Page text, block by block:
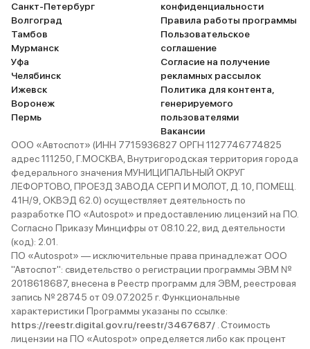
Санкт-Петербург
Волгоград
Тамбов
Мурманск
Уфа
Челябинск
Ижевск
Воронеж
Пермь
конфиденциальности
Правила работы программы
Пользовательское
соглашение
Согласие на получение
рекламных рассылок
Политика для контента,
генерируемого
пользователями
Вакансии
ООО «Автоспот» (ИНН 7715936827 ОРГН 1127746774825
адрес 111250, Г.МОСКВА, Внутригородская территория города
федерального значения МУНИЦИПАЛЬНЫЙ ОКРУГ
ЛЕФОРТОВО, ПРОЕЗД ЗАВОДА СЕРП И МОЛОТ, Д. 10, ПОМЕЩ.
41Н/9, ОКВЭД 62.0) осуществляет деятельность по
разработке ПО «Autospot» и предоставлению лицензий на ПО.
Согласно Приказу Минцифры от 08.10.22, вид деятельности
(код): 2.01.
ПО «Autospot» — исключительные права принадлежат ООО
"Автоспот": свидетельство о регистрации программы ЭВМ №
2018618687, внесена в Реестр программ для ЭВМ, реестровая
запись № 28745 от 09.07.2025 г. Функциональные
характеристики Программы указаны по ссылке:
https://reestr.digital.gov.ru/reestr/3467687/ . Стоимость
лицензии на ПО «Autospot» определяется либо как процент